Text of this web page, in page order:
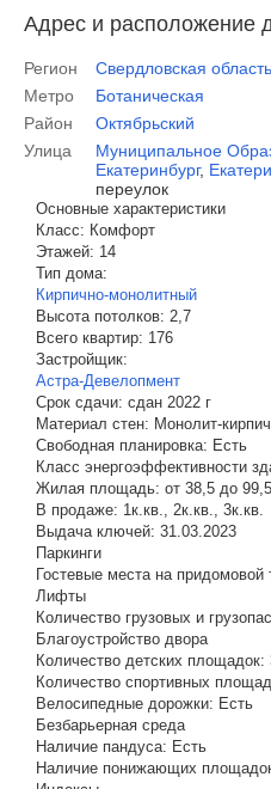
Адрес и расположение
Регион
Свердловская область
Метро
Ботаническая
Район
Октябрьский
Улица
Муниципальное
Екатеринбург,
переулок
Основные характеристики
Класс: Комфорт
Этажей: 14
Тип дома:
Кирпично-монолитный
Высота потолков: 2,7
Всего квартир: 176
Застройщик:
Астра-Девелопмент
Срок сдачи: сдан 2022 г
Материал стен: Монолит-кирпич
Свободная планировка: Есть
Класс энергоэффективности
Жилая площадь: от 38,5 до
В продаже: 1к.кв., 2к.кв., 3к.кв.
Выдача ключей: 31.03.2023
Паркинги
Гостевые места на придомовой
Лифты
Количество грузовых и
Благоустройство двора
Количество детских площадок:
Количество спортивных
Велосипедные дорожки: Есть
Безбарьерная среда
Наличие пандуса: Есть
Наличие понижающих